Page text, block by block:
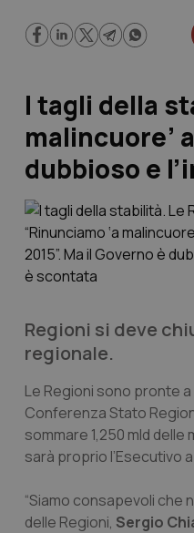
I tagli della
malincuore’
dubbioso e
Regioni si deve
regionale.
Le Regioni sono pronte
Conferenza Stato
sommare 1,250 mld
sarà proprio l’Esecutivo
“Siamo consapevoli che
delle Regioni, Sergio